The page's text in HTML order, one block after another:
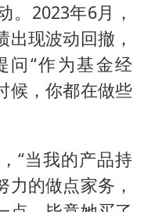
。2023年6月，
现波动回撤，
问“作为基金经
候，你都在做些
“当我的产品持
的做点家务，